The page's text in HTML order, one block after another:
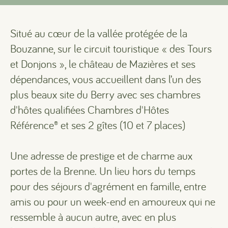
Situé au cœur de la vallée protégée de la
Bouzanne, sur le circuit touristique « des Tours
et Donjons », le château de Mazières et ses
dépendances, vous accueillent dans l’un des
plus beaux site du Berry avec ses chambres
d'hôtes qualifiées Chambres d'Hôtes
Référence® et ses 2 gîtes (10 et 7 places)
Une adresse de prestige et de charme aux
portes de la Brenne. Un lieu hors du temps
pour des séjours d'agrément en famille, entre
amis ou pour un week-end en amoureux qui ne
ressemble à aucun autre, avec en plus